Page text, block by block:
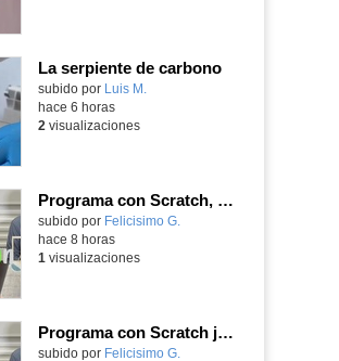
La serpiente de carbono
Contenido educativo.
subido por Luis M.
hace 6 horas
2 visualizaciones
Programa con Scratch, 8 diferentes juegos para vivir la emoción de los partidos de España en el mundial 2026
Contenido educativo.
subido por Felicisimo G.
hace 8 horas
1 visualizaciones
Programa con Scratch juegos con los partidos del mundial 2026 ganados por España
Contenido educativo.
subido por Felicisimo G.